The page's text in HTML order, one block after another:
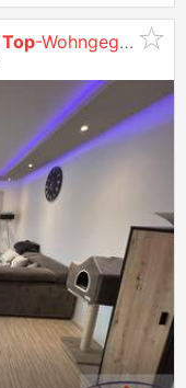
Top-Wohngegend!